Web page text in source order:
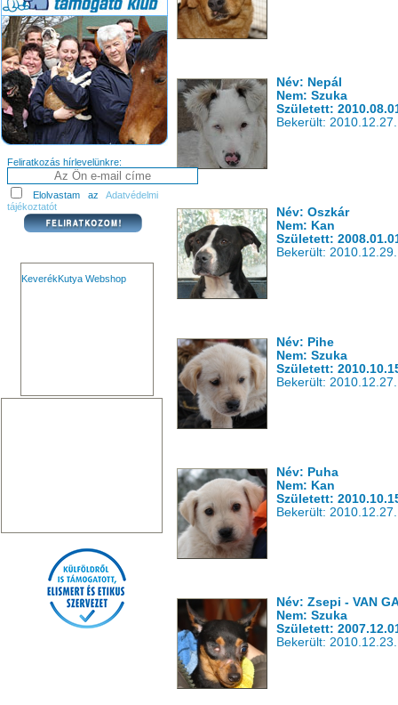
Feliratkozás hírlevelünkre:
Elolvastam az Adatvédelmi
tájékoztatót
KeverékKutya Webshop
Név: Nepál
Nem: Szuka
Született:
Bekerült: 2010.12.27.
Név: Oszkár
Nem: Kan
Született:
Bekerült: 2010.12.29.
Név: Pihe
Nem: Szuka
Született:
Bekerült: 2010.12.27.
Név: Puha
Nem: Kan
Született:
Bekerült: 2010.12.27.
Név: Zsepi - VAN
Nem: Szuka
Született:
Bekerült: 2010.12.23.